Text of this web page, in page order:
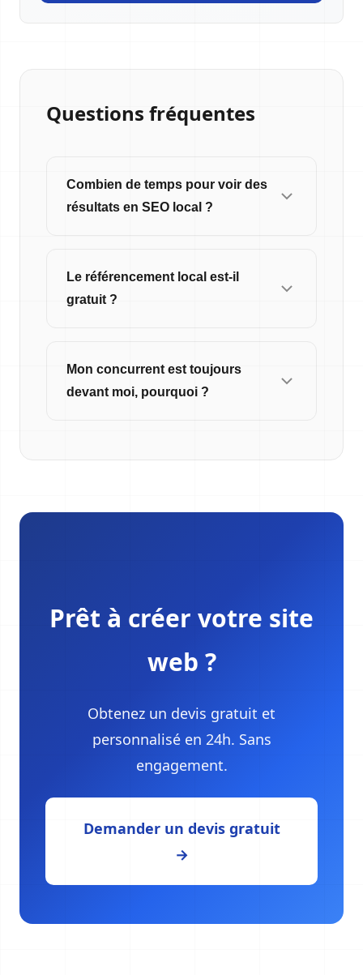
Questions fréquentes
Combien de temps pour voir des
résultats en SEO local ?
Le référencement local est-il
gratuit ?
Mon concurrent est toujours
devant moi, pourquoi ?
Prêt à créer votre site
web ?
Obtenez un devis gratuit et
personnalisé en 24h. Sans
engagement.
Demander un devis gratuit
→